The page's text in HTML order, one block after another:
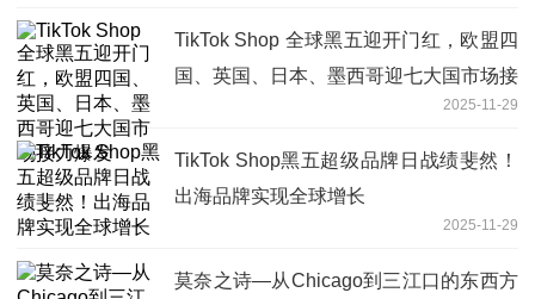
TikTok Shop 全球黑五迎开门红，欧盟四
国、英国、日本、墨西哥迎七大国市场接
2025-11-29
TikTok Shop黑五超级品牌日战绩斐然！
出海品牌实现全球增长
2025-11-29
莫奈之诗—从Chicago到三江口的东西方